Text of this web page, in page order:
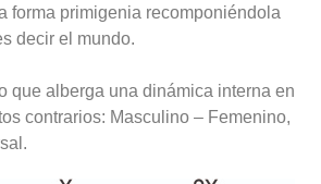
forma primigenia recomponiéndola
decir el mundo.
que alberga una dinámica interna en
contrarios: Masculino – Femenino,